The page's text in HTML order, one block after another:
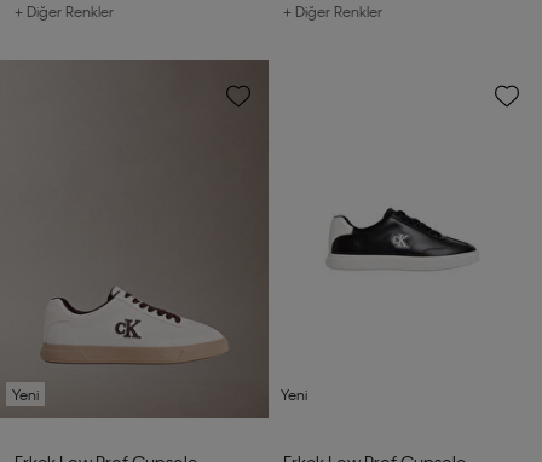
+ Diğer Renkler + Diğer Renkler
Yeni Yeni